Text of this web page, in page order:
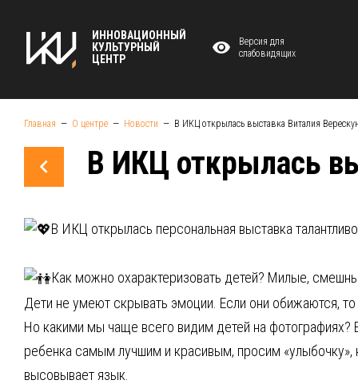
ИННОВАЦИОННЫЙ
КУЛЬТУРНЫЙ
ЦЕНТР
Версия для
слабовидящих
Главная О центре Новости В ИКЦ открылась выставка Виталия
В ИКЦ открылась
В ИКЦ открылась персональная выставка
Как можно охарактеризовать детей? Милые,
Дети не умеют скрывать эмоции. Если они обижаются,
Но какими мы чаще всего видим детей на
ребенка самым лучшим и красивым, просим «улыбочку»,
высовывает язык.